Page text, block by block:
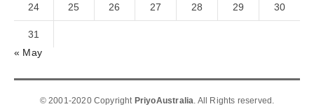
24 25 26 27 28 29 30
31
« May
© 2001-2020 Copyright PriyoAustralia. All Rights reserved.